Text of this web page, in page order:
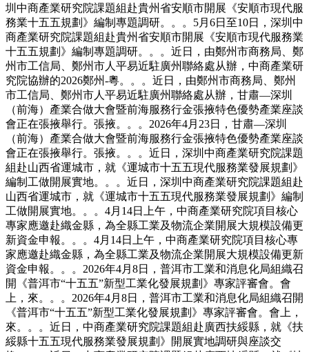
圳中商產業研究院課題組赴貴州省安順市開展《安順市現代服
務業十五五規劃》編制專題調研。。。5月6日至10日，深圳中
商產業研究院課題組赴貴州省安順市開展《安順市現代服務業
十五五規劃》編制專題調研。。。近日，由鄭州市商務局、鄭
州市工信局、鄭州市人平易近駐廣州聯絡處从辦，中商產業研
究院協辦的2026鄭州-粵。。。近日，由鄭州市商務局、鄭州
市工信局、鄭州市人平易近駐廣州聯絡處从辦，甘肅—深圳
（前海）產業合做大會暨前海服務行金張掖特色優勢產業座談
會正在張掖舉行。張掖。。。2026年4月23日，甘肅—深圳
（前海）產業合做大會暨前海服務行金張掖特色優勢產業座談
會正在張掖舉行。張掖。。。近日，深圳中商產業研究院課題
組赴山西省運城市，就《運城市十五五現代服務業發展規劃》
編制工做開展實地。。。近日，深圳中商產業研究院課題組赴
山西省運城市，就《運城市十五五現代服務業發展規劃》編制
工做開展實地。。。4月14日上午，中商產業研究院項目核心
專家應邀赴織金縣，為全縣工業及物流企業開展大規模設備更
新資金申報。。。4月14日上午，中商產業研究院項目核心專
家應邀赴織金縣，為全縣工業及物流企業開展大規模設備更新
資金申報。。。2026年4月8日，普洱市工業和消息化局組織召
開《普洱市“十五五”新型工業化發展規劃》專家評審會。會
上，來。。。2026年4月8日，普洱市工業和消息化局組織召開
《普洱市“十五五”新型工業化發展規劃》專家評審會。會上，
來。。。近日，中商產業研究院課題組赴廣西扶綏縣，就《扶
綏縣十五五現代服務業發展規劃》開展實地調研與座談交